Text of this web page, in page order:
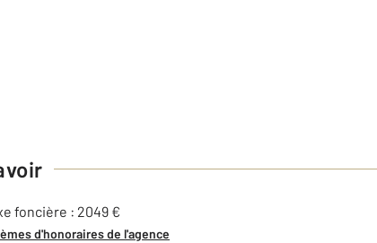
foncière : 2049 €
d'honoraires de l'agence